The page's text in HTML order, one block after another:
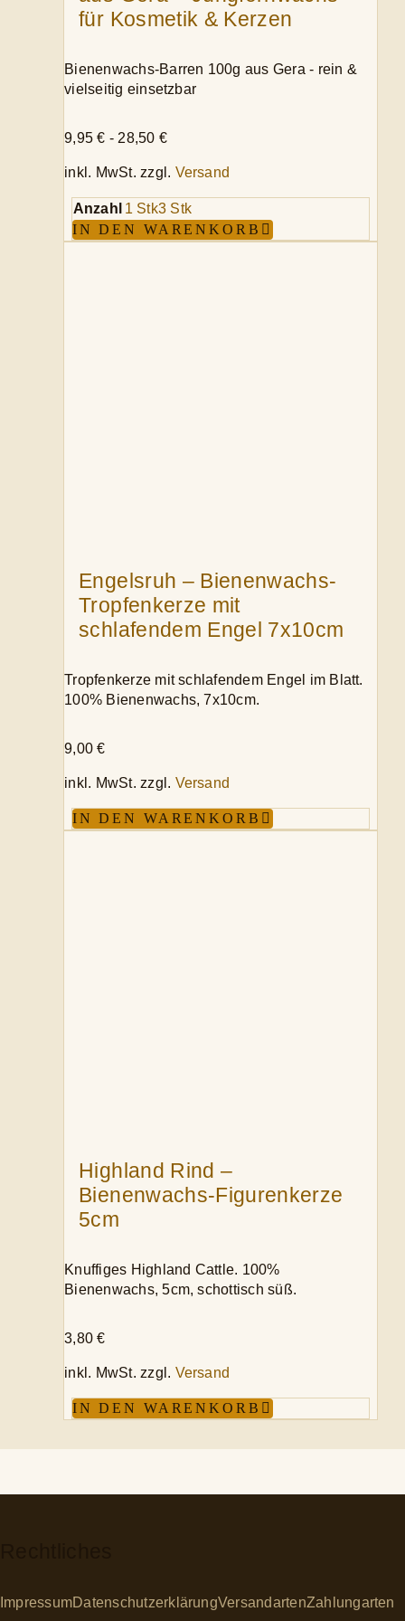
für Kosmetik & Kerzen
Bienenwachs-Barren 100g aus Gera - rein &
vielseitig einsetzbar
9,95€ - 28,50 €
inkl. MwSt. zzgl. Versand
Anzahl 1 Stk3 Stk
IN DEN WARENKORB
Engelsruh – Bienenwachs-
Tropfenkerze mit
schlafendem Engel 7x10cm
Tropfenkerze mit schlafendem Engel im Blatt.
100% Bienenwachs, 7x10cm.
9,00€
inkl. MwSt. zzgl. Versand
IN DEN WARENKORB
Highland Rind –
Bienenwachs-Figurenkerze
5cm
Knuffiges Highland Cattle. 100%
Bienenwachs, 5cm, schottisch süß.
3,80€
inkl. MwSt. zzgl. Versand
IN DEN WARENKORB
ImpressumDatenschutzerklärungVersandartenZahlungarten